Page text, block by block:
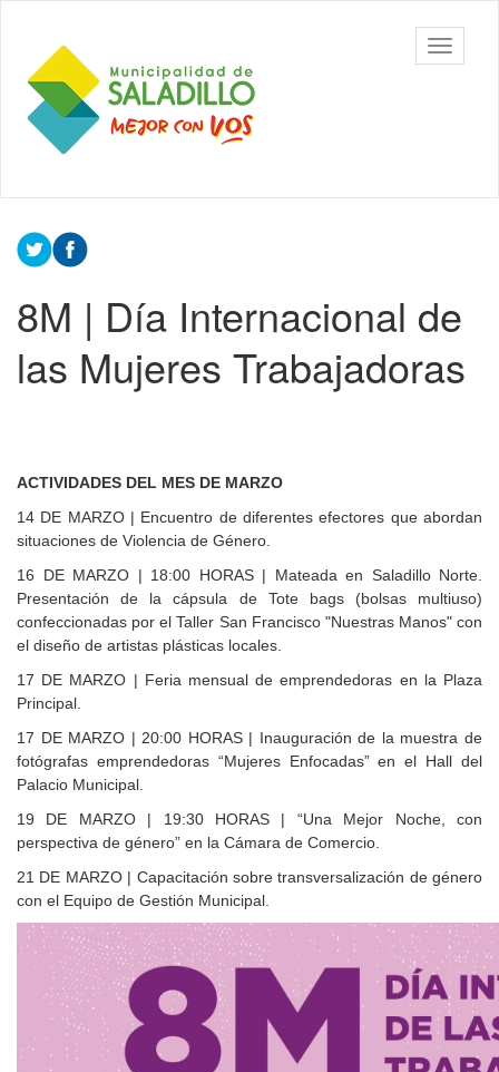
contenido
principal
Municipalidad
de Saladillo
barra
Contenido
principal
8M | Día Internacional de
las Mujeres Trabajadoras
ACTIVIDADES DEL MES DE MARZO
14 DE MARZO | Encuentro de diferentes efectores que abordan
situaciones de Violencia de Género.
16 DE MARZO | 18:00 HORAS | Mateada en Saladillo Norte.
Presentación de la cápsula de Tote bags (bolsas multiuso)
confeccionadas por el Taller San Francisco "Nuestras Manos" con
el diseño de artistas plásticas locales.
17 DE MARZO | Feria mensual de emprendedoras en la Plaza
Principal.
17 DE MARZO | 20:00 HORAS | Inauguración de la muestra de
fotógrafas emprendedoras “Mujeres Enfocadas” en el Hall del
Palacio Municipal.
19 DE MARZO | 19:30 HORAS | “Una Mejor Noche, con
perspectiva de género” en la Cámara de Comercio.
21 DE MARZO | Capacitación sobre transversalización de género
con el Equipo de Gestión Municipal.